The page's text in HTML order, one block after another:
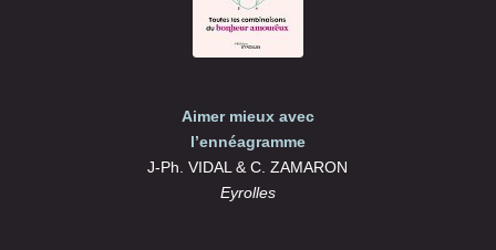
Aimer mieux avec
l’ennéagramme
J-Ph. VIDAL & C. ZAMARON
Eyrolles